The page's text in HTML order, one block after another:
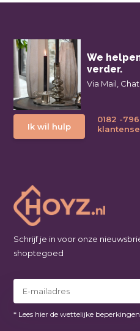
We
verder.
Via Mail,
Ik wil hulp
0182 -
Schrijf je in voor onze
shoptegoed
* Lees hier de wettelijke beperkingen